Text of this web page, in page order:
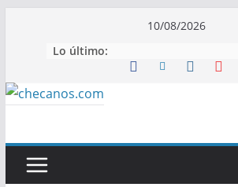
10/08/2026
Lo último: